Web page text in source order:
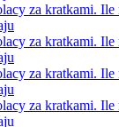
za kratkami.
za kratkami.
za kratkami.
za kratkami.